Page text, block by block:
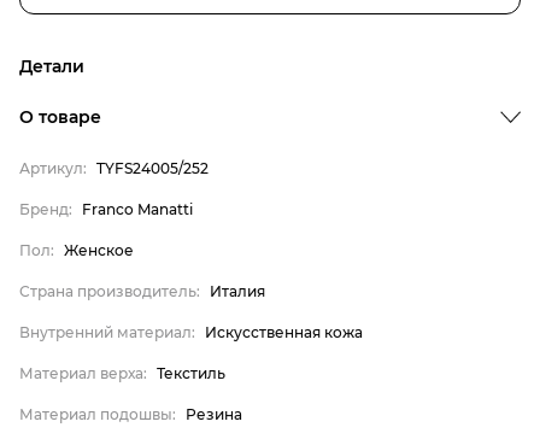
Детали
Бренд
Пол
Страна производитель
Внутренний материал
Материал верха
Материал подошвы
О товаре
Артикул: TYFS24005/252
Бренд: Franco Manatti
Пол: Женское
Страна производитель: Италия
Внутренний материал: Искусственная кожа
Материал верха: Текстиль
Материал подошвы: Резина